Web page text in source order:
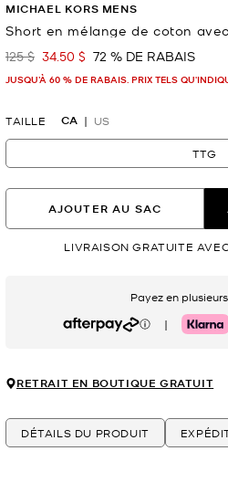
MICHAEL KORS MENS
Short en mélange de coton
était
125 $ maintenant
34.50 $ 72 % DE RABAIS
JUSQU’À 60 % DE RABAIS. PRIX TELS
TAILLE CA US
TTG
AJOUTER AU SAC
LIVRAISON GRATUITE
Payez en
Afterpay | Klarna
RETRAIT EN BOUTIQUE GRATUIT
DÉTAILS DU PRODUIT